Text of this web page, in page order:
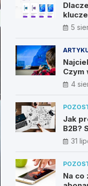
5
Czym
4
Jak
B2B?
31
Na co